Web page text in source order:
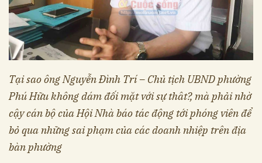
Tại sao ông Nguyễn Đình Trí – Chủ tịch UBND phường
Phú Hữu không dám đối mặt với sự thât?, mà phải nhờ
cậy cán bộ của Hội Nhà báo tác động tới phóng viên để
bỏ qua những sai phạm của các doanh nhiệp trên địa
bàn phường